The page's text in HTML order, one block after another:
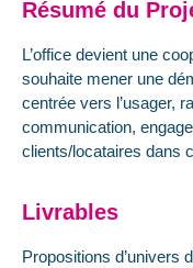
Résumé du
L’office devient une
souhaite mener une
centrée vers l’usager,
communication,
clients/locataires dans
Livrables
Propositions d’univers